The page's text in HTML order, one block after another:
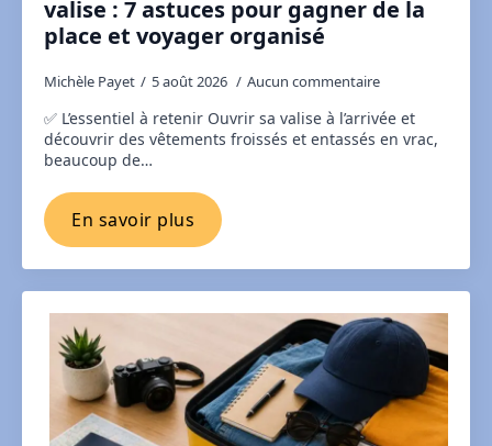
valise : 7 astuces pour gagner de la
place et voyager organisé
Michèle Payet 5 août 2026 Aucun commentaire
✅ L’essentiel à retenir Ouvrir sa valise à l’arrivée et
découvrir des vêtements froissés et entassés en vrac,
beaucoup de…
En savoir plus